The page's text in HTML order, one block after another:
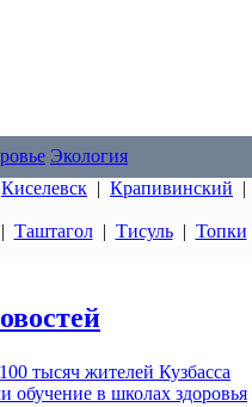
Экология
Киселевск | Крапивинский |
| Таштагол| Тисуль| Топки
тысяч жителей Кузбасса
обучение в школах здоровья